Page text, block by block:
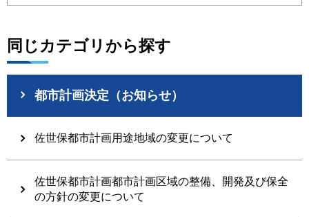
同じカテゴリから探す
都市計画決定（お知らせ）
佐世保都市計画用途地域の変更について
佐世保都市計画都市計画区域の整備、開発及び保全
の方針の変更について